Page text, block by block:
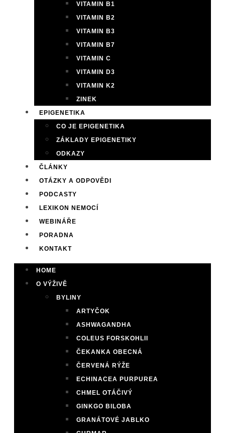
VITAMIN B1
VITAMIN B2
VITAMIN B3
VITAMIN B7
VITAMIN C
VITAMIN D3
VITAMIN K2
ZINEK
EPIGENETIKA
CO JE EPIGENETIKA
ZÁKLADY EPIGENETIKY
ODKAZY
ČLÁNKY
OTÁZKY A ODPOVĚDI
PODCASTY
LEXIKON NEMOCÍ
WEBINÁŘE
PORADNA
KONTAKT
HOME
O VÝŽIVĚ
BYLINY
ARTYČOK
ASHWAGANDHA
COLEUS FORSKOHLII
ČEKANKA OBECNÁ
ČERVENÁ RÝŽE
ECHINACEA PURPUREA
CHMEL OTÁČIVÝ
GINKGO BILOBA
GRANÁTOVÉ JABLKO